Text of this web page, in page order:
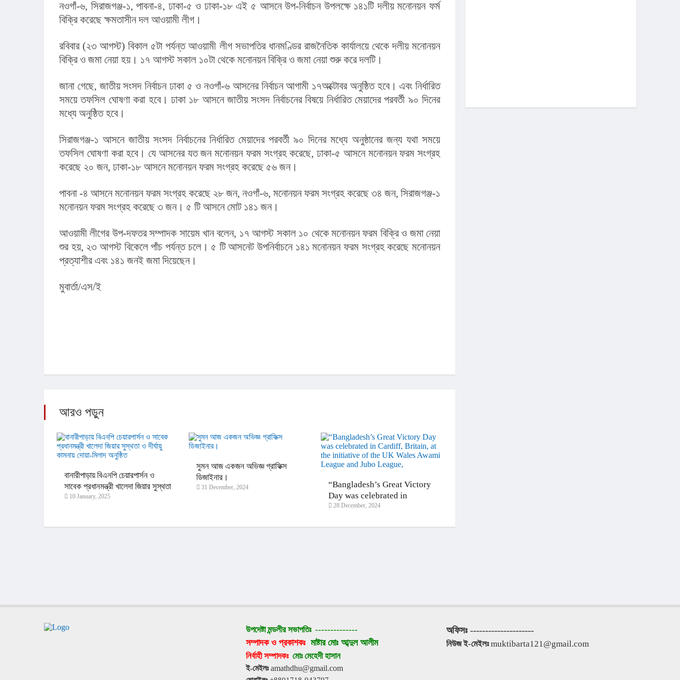
নওগাঁ-৬, সিরাজগঞ্জ-১, পাবনা-৪, ঢাকা-৫ ও ঢাকা-১৮ এই ৫ আসনে উপ-নির্বাচন উপলক্ষে ১৪১টি দলীয় মনোনয়ন ফর্ম
বিক্রি করেছে ক্ষমতাসীন দল আওয়ামী লীগ।
রবিবার (২৩ আগস্ট) বিকাল ৫টা পর্যন্ত আওয়ামী লীগ সভাপতির ধানমণ্ডির রাজনৈতিক কার্যালয়ে থেকে দলীয় মনোনয়ন
বিক্রি ও জমা নেয়া হয়। ১৭ আগস্ট সকাল ১০টা থেকে মনোনয়ন বিক্রি ও জমা নেয়া শুরু করে দলটি।
জানা গেছে, জাতীয় সংসদ নির্বাচন ঢাকা ৫ ও নওগাঁ-৬ আসনের নির্বাচন আগামী ১৭অক্টোবর অনুষ্ঠিত হবে। এবং নির্ধারিত
সময়ে তফসিল ঘোষণা করা হবে। ঢাকা ১৮ আসনে জাতীয় সংসদ নির্বাচনের বিষয়ে নির্ধারিত মেয়াদের পরবর্তী ৯০ দিনের
মধ্যে অনুষ্ঠিত হবে।
সিরাজগঞ্জ-১ আসনে জাতীয় সংসদ নির্বাচনের নির্ধারিত মেয়াদের পরবর্তী ৯০ দিনের মধ্যে অনুষ্ঠানের জন্য যথা সময়ে
তফসিল ঘোষণা করা হবে। যে আসনের যত জন মনোনয়ন ফরম সংগ্রহ করেছে, ঢাকা-৫ আসনে মনোনয়ন ফরম সংগ্রহ
করেছে ২০ জন, ঢাকা-১৮ আসনে মনোনয়ন ফরম সংগ্রহ করেছে ৫৬ জন।
পাবনা -৪ আসনে মনোনয়ন ফরম সংগ্রহ করেছে ২৮ জন, নওগাঁ-৬, মনোনয়ন ফরম সংগ্রহ করেছে ৩৪ জন, সিরাজগঞ্জ-১
মনোনয়ন ফরম সংগ্রহ করেছে ৩ জন। ৫ টি আসনে মোট ১৪১ জন।
আওয়ামী লীগের উপ-দফতর সম্পাদক সায়েম খান বলেন, ১৭ আগস্ট সকাল ১০ থেকে মনোনয়ন ফরম বিক্রি ও জমা নেয়া
শুর হয়, ২৩ আগস্ট বিকেলে পাঁচ পর্যন্ত চলে। ৫ টি আসনেট উপনির্বাচনে ১৪১ মনোনয়ন ফরম সংগ্রহ করেছে মনোনয়ন
প্রত্যাশীর এবং ১৪১ জনই জমা দিয়েছেন।
মুবার্তা/এস/ই
আরও পড়ুন
বানারীপাড়ায় বিএনপি চেয়ারপার্সন ও
সাবেক প্রধানমন্ত্রী খালেদা জিয়ার সুস্থতা
ও দীর্ঘায়ু কামনায় দোয়া-মিলাদ অনুষ্ঠিত
10 January, 2025
সুমন আজ একজন অভিজ্ঞ গ্রাফিক্স
ডিজাইনার।
31 December, 2024
“Bangladesh’s Great Victory
Day was celebrated in
Cardiff, Britain, at the
Awami League and Jubo
28 December, 2024
উপদেষ্টা মন্ডলীর সভাপতিঃ --------------
সম্পাদক ও প্রকাশকঃ মাষ্টার মোঃ আব্দুল আলীম
নির্বাহী সম্পাদকঃ মোঃ মেহেদী হাসান
ই-মেইলঃ amathdhu@gmail.com
অফিসঃ ---------------------
নিউজ ই-মেইলঃ muktibarta121@gmail.com